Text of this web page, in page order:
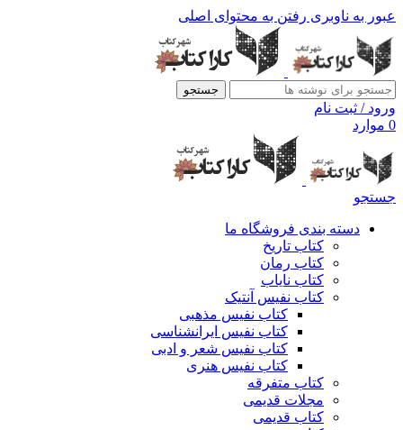
عبور به ناوبری رفتن به محتوای اصلی
جستجو
ورود / ثبت نام
0 موارد
جستجو
دسته بندی فروشگاه ما
کتاب تاریخ
کتاب رمان
کتاب نایاب
کتاب نفیس آنتیک
کتاب نفیس مذهبی
کتاب نفیس ایرانشناسی
کتاب نفیس شعر و ادبی
کتاب نفیس هنری
کتاب متفرقه
مجلات قدیمی
کتاب قدیمی